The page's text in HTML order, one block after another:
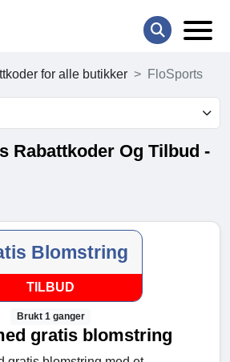
for alle butikker FloSports
Rabattkoder Og Tilbud -
Blomstring
TILBUD
Brukt 1 ganger
gratis blomstring